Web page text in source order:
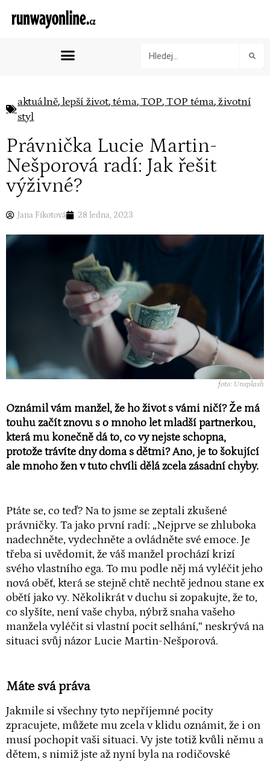
aktuálně,lepší život,téma, TOP,TOP téma,životní
styl
Právnička Lucie Martin-
Nešporová radí: Jak řešit
výživné?
Jana Fikotová 28 ledna, 2023
foto: Unsplash
Oznámil vám manžel, že ho život s vámi ničí? Že má
touhu začít znovu s o mnoho let mladší partnerkou,
která mu konečně dá to, co vy nejste schopna,
protože trávíte dny doma s dětmi? Ano, je to šokující
ale mnoho žen v tuto chvíli dělá zcela zásadní chyby.
Ptáte se, co teď? Na to jsme se zeptali zkušené
právničky. Ta jako první radí: „Nejprve se zhluboka
nadechněte, vydechněte a ovládněte své emoce. Je
třeba si uvědomit, že váš manžel prochází krizí
svého vlastního ega. To mu podle něj má vyléčit jeho
nová oběť, která se stejně chtě nechtě jednou stane ex
obětí jako vy. Několikrát v duchu si zopakujte, že to,
co slyšíte, není vaše chyba, nýbrž snaha vašeho
manžela vyléčit si vlastní pocit selhání,“ neskrývá na
situaci svůj názor Lucie Martin-Nešporová.
Máte svá práva
Jakmile si všechny tyto nepříjemné pocity
zpracujete, můžete mu zcela v klidu oznámit, že i on
musí pochopit vaši situaci. Vy jste totiž kvůli němu a
dětem, s nimiž jste až nyní byla na rodičovské